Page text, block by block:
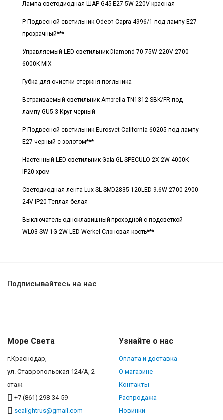
Лампа светодиодная ШАР G45 E27 5W 220V красная
Р-Подвесной светильник Odeon Capra 4996/1 под лампу E27
прозрачный***
Управляемый LED светильник Diamond 70-75W 220V 2700-
6000K MIX
Губка для очистки стержня пояльника
Встраиваемый светильник Ambrella TN1312 SBK/FR под
лампу GU5.3 Круг черный
Р-Подвесной светильник Eurosvet California 60205 под лампу
E27 черный с золотом***
Настенный LED светильник Gala GL-SPECULO-2X 2W 4000K
IP20 хром
Светодиодная лента Lux SL SMD2835 120LED 9.6W 2700-2900
24V IP20 Теплая белая
Выключатель одноклавишный проходной с подсветкой
WL03-SW-1G-2W-LED Werkel Слоновая кость***
Подписывайтесь на нас
Море Света
г.Краснодар,
ул. Ставропольская 124/А, 2
этаж
+7 (861) 298-34-59
sealightrus@gmail.com
Узнайте о нас
Оплата и доставка
О магазине
Контакты
Распродажа
Новинки